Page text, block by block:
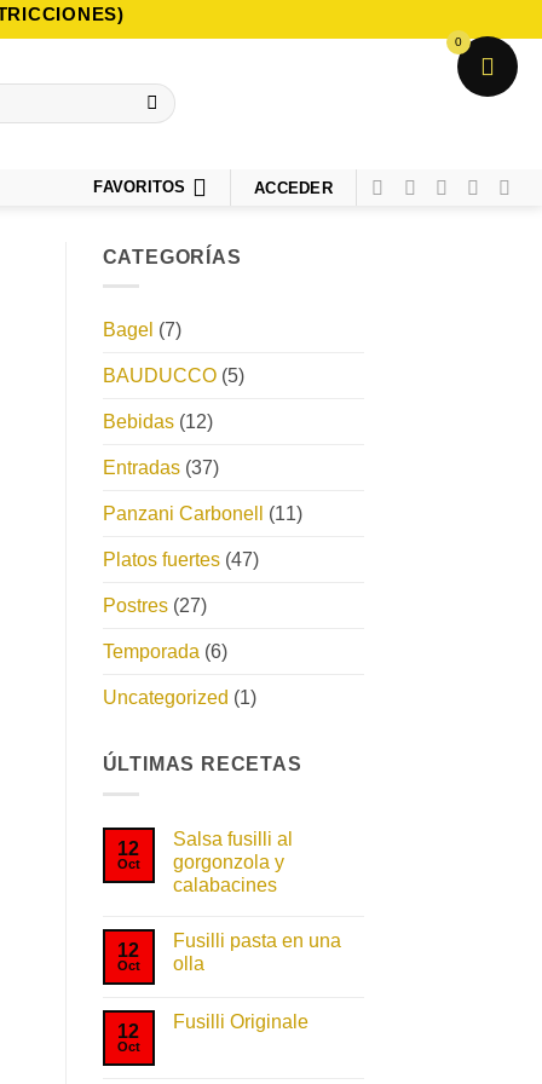
FAVORITOS ACCEDER
CATEGORÍAS
Bagel (7)
BAUDUCCO(5)
Bebidas(12)
Entradas(37)
Panzani Carbonell (11)
Platos fuertes(47)
Postres(27)
Temporada (6)
Uncategorized (1)
ÚLTIMAS RECETAS
12
Oct
Salsa fusilli al
gorgonzola y
calabacines
comentarios
Salsa
gorgonzola
12
Oct
Fusilli pasta en una
olla
comentarios
12
Oct
Fusilli Originale
0